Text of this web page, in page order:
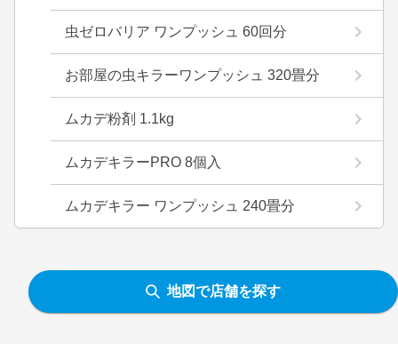
虫ゼロバリア ワンプッシュ 60回分
お部屋の虫キラーワンプッシュ 320畳分
ムカデ粉剤 1.1kg
ムカデキラーPRO 8個入
ムカデキラー ワンプッシュ 240畳分
地図で店舗を探す